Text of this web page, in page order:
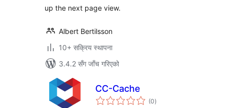
up the next page view.
Albert Bertilsson
10+ सक्रिय स्थापना
3.4.2 सँग जाँच गरिएको
CC-Cache
(0कुल
रेटिङ्गहरू
)